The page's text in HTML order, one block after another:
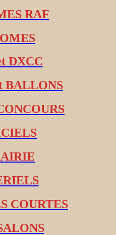
RAF
DXCC
BALLONS
COURTES